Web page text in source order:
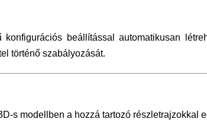
beállítással automatikusan
történő szabályozását.
s modellben a hozzá tartozó részletrajzokkal